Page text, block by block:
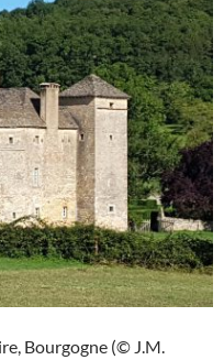
Bourgogne (© J.M.